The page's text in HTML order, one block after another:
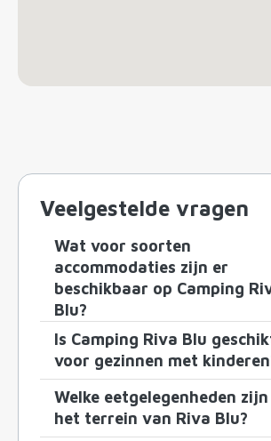
Veelgestelde vragen
Wat voor soorten
accommodaties zijn er
beschikbaar op Camping
Blu?
Is Camping Riva Blu
voor gezinnen met
Welke eetgelegenheden
het terrein van Riva Blu?